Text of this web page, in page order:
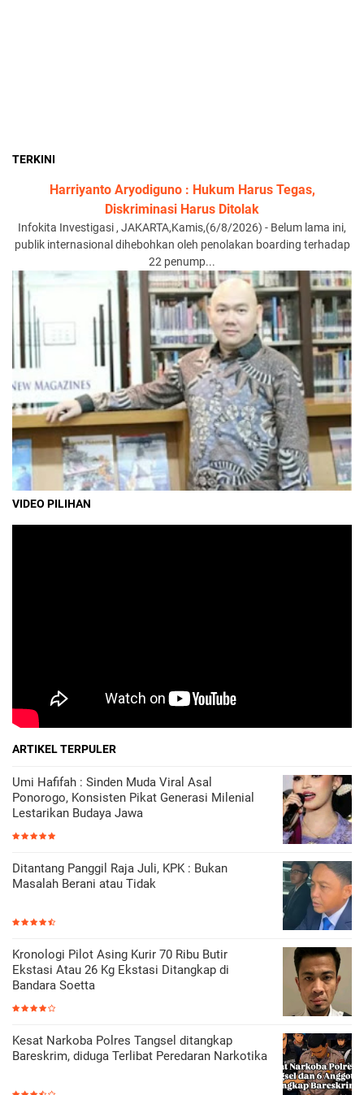
TERKINI
Harriyanto Aryodiguno : Hukum Harus Tegas,
Diskriminasi Harus Ditolak
Infokita Investigasi , JAKARTA,Kamis,(6/8/2026) - Belum lama ini,
publik internasional dihebohkan oleh penolakan boarding terhadap
22 penump...
VIDEO PILIHAN
ARTIKEL TERPULER
Umi Hafifah : Sinden Muda Viral Asal
Ponorogo, Konsisten Pikat Generasi Milenial
Lestarikan Budaya Jawa
Ditantang Panggil Raja Juli, KPK : Bukan
Masalah Berani atau Tidak
Kronologi Pilot Asing Kurir 70 Ribu Butir
Ekstasi Atau 26 Kg Ekstasi Ditangkap di
Bandara Soetta
Kesat Narkoba Polres Tangsel ditangkap
Bareskrim, diduga Terlibat Peredaran Narkotika